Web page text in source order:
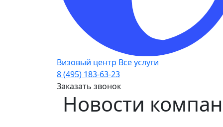
Визовый центр Все услуги
8 (495) 183-63-23
Заказать звонок
Новости